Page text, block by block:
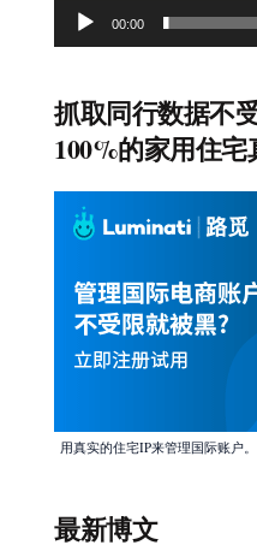
00:00
抓取同行数据不
100%的家用住宅
用真实的住宅IP来管理国际账户。
最新博文